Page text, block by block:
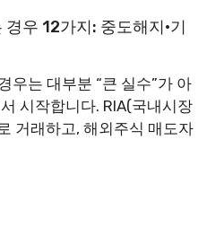
우 12가지: 중도해지·기
우는 대부분 “큰 실수”가 아
시작합니다. RIA(국내시장
거래하고, 해외주식 매도자